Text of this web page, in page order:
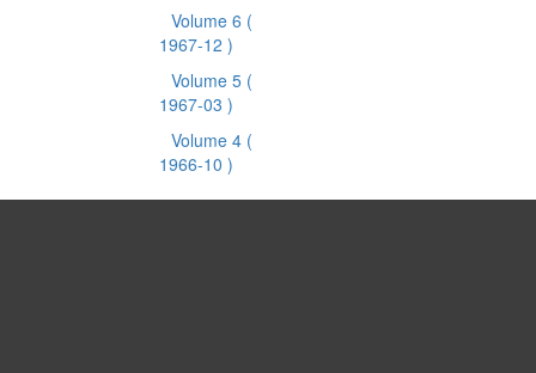
Volume 6 (
1967-12 )
Volume 5 (
1967-03 )
Volume 4 (
1966-10 )